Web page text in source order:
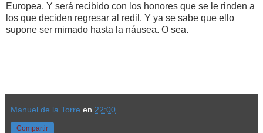
Europea. Y será recibido con los honores que se le rinden a
los que deciden regresar al redil. Y ya se sabe que ello
supone ser mimado hasta la náusea. O sea.
Manuel de la Torre en 22:00
Compartir